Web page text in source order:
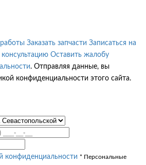
Заказать запчасти Записаться на
консультацию Оставить жалобу
. Отправляя данные, вы
конфиденциальности этого сайта.
конфиденциальности * Персональные